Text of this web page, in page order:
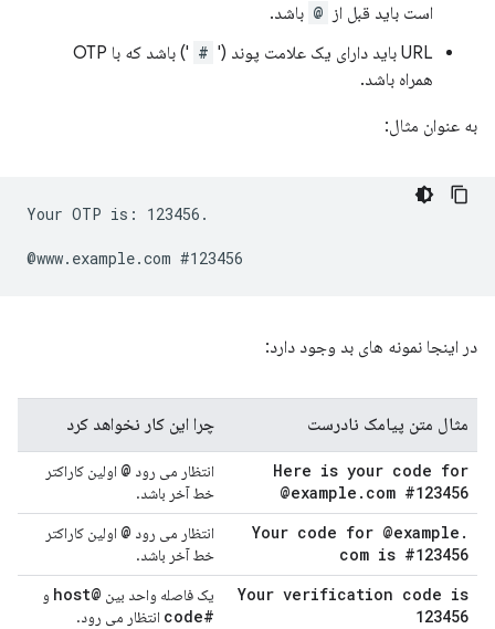
است باید قبل از @ باشد.
URL باید دارای یک علامت پوند ('
#
') باشد که با OTP
همراه باشد.
به عنوان مثال:
Your OTP is: 123456.
در اینجا نمونه های بد وجود دارد:
مثال متن پیامک نادرست چرا این کار نخواهد کرد
Here is your code for
@example . com #123456
انتظار می رود @ اولین کاراکتر
خط آخر باشد.
Your code for @example .
com is #123456
انتظار می رود @ اولین کاراکتر
خط آخر باشد.
Your verification code is
123456
یک فاصله واحد بین @host و
#code انتظار می رود.